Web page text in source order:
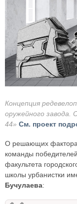
Концепция
оружейного
44» См. проект
О решающих
команды
факультета
школы урбанистки
Бучулаева: